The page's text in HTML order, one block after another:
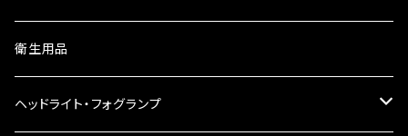
ウインカーレンズ
LEDウインカー
衛生用品
ヘッドライト・フォグランプ